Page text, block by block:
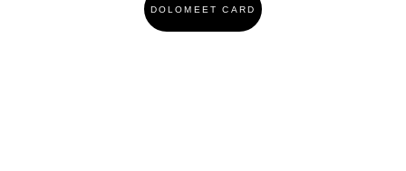
DOLOMEET CARD